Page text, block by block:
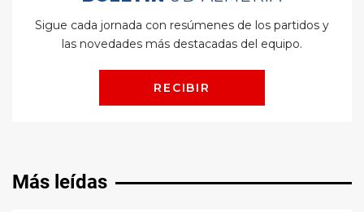
Más leídas